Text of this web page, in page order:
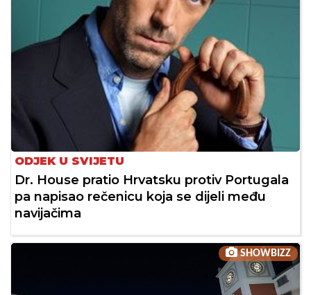
ODJEK U SVIJETU
Dr. House pratio Hrvatsku protiv Portugala
pa napisao rečenicu koja se dijeli među
navijačima
SHOWBIZZ